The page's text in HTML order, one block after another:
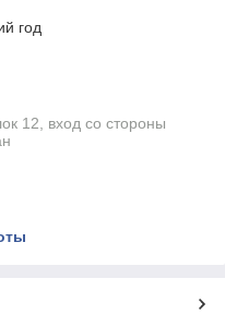
год
12, вход со стороны